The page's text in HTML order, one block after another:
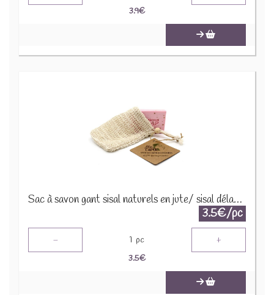
3.9€
Sac à savon gant sisal naturels en jute/ sisal délavée - NsoapB-03
3.5€/pc
- 1 pc +
3.5€